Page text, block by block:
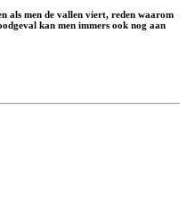
als men de vallen viert, reden waarom
kan men immers ook nog aan